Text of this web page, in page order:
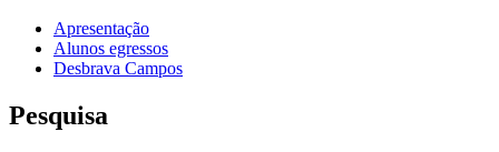
Apresentação
Alunos egressos
Desbrava Campos
Pesquisa